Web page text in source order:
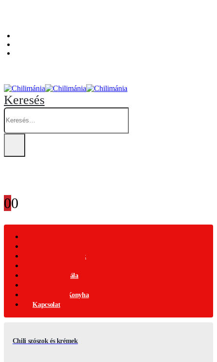
Keresés
00
Ajándék Termékek
Csípősségi-Skála
Nemzetközi Konyha
Kapcsolat
Chili szószok és krémek